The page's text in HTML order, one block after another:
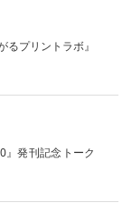
プリントラボ』
』発刊記念トーク